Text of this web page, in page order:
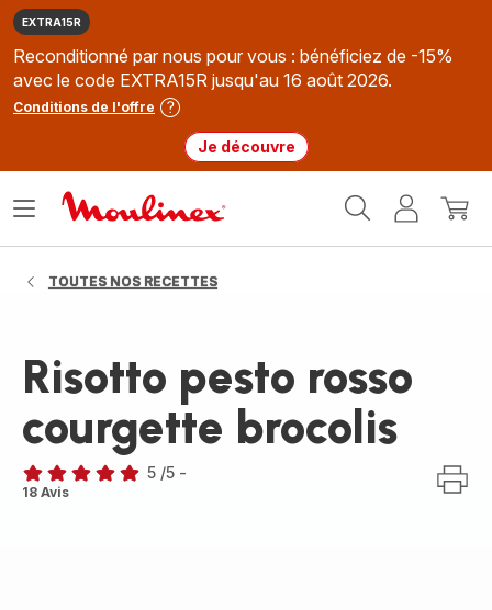
EXTRA15R
Reconditionné par nous pour vous : bénéficiez de -15%
avec le code EXTRA15R jusqu'au 16 août 2026.
Conditions de l'offre
Je découvre
MonMon
Ouvrir
TOUTES NOS RECETTES
Risotto pesto rosso
courgette brocolis
Avis
5 /5 -
18 Avis